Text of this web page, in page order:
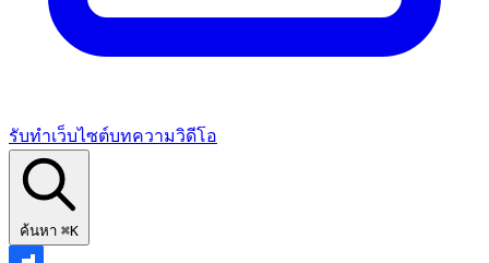
รับทำเว็บไซต์บทความวิดีโอ
ค้นหา ⌘K